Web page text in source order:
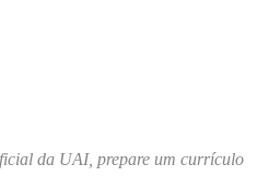
da UAI, prepare um currículo